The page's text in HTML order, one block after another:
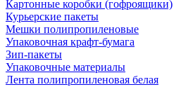
Картонные коробки (гофроящики)
Курьерские пакеты
Мешки полипропиленовые
Упаковочная крафт-бумага
Зип-пакеты
Упаковочные материалы
Лента полипропиленовая белая